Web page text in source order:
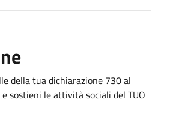
della tua dichiarazione 730 al
sostieni le attività sociali del TUO